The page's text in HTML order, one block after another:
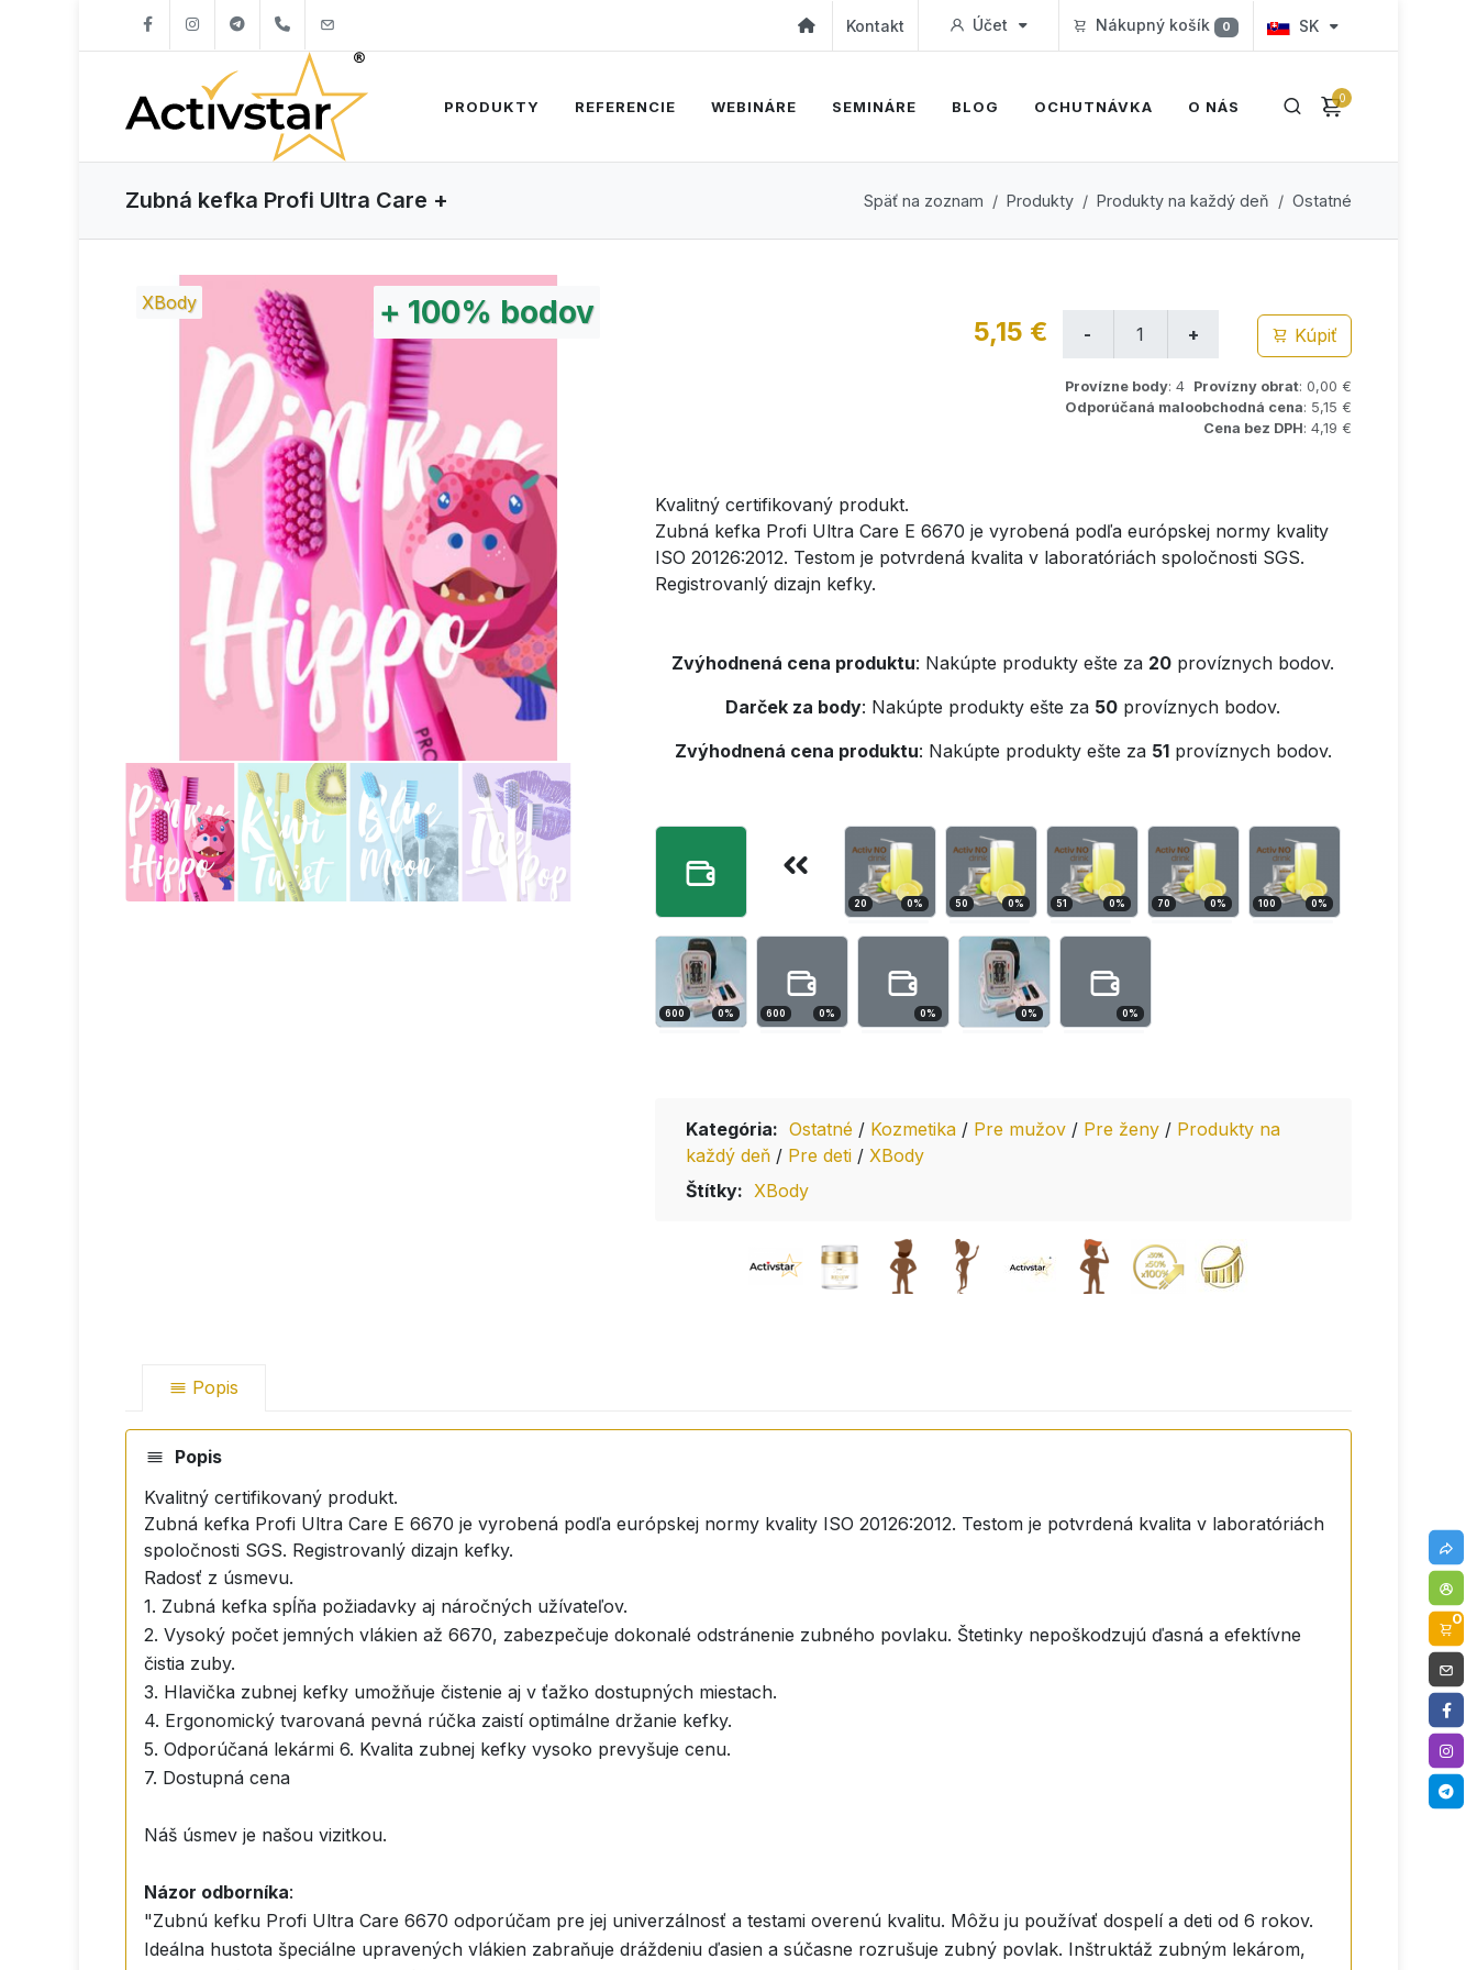
+421904262747 Kontakt Účet Nákupný košík 0 SK
0
PRODUKTY REFERENCIE WEBINÁRE SEMINÁRE BLOG OCHUTNÁVKA O NÁS
Zubná kefka Profi Ultra Care + Späť na zoznam Produkty Produkty na každý deň Ostatné
XBody + 100% bodov
5,15 € Kúpiť
Provízne body: 4 Provízny obrat: 0,00 €
Odporúčaná maloobchodná cena: 5,15 €
Cena bez DPH: 4,19 €
Kvalitný certifikovaný produkt.
Zubná kefka Profi Ultra Care E 6670 je vyrobená podľa európskej normy kvality
ISO 20126:2012. Testom je potvrdená kvalita v laboratóriách spoločnosti SGS.
Registrovanlý dizajn kefky.
Zvýhodnená cena produktu: Nakúpte produkty ešte za 20 províznych bodov.
Darček za body: Nakúpte produkty ešte za 50 províznych bodov.
Zvýhodnená cena produktu: Nakúpte produkty ešte za 51províznych bodov.
20 0% 50 0% 51 0% 70 0% 100 0%
600 0% 600 0% 0% 0% 0%
Kategória: Ostatné / Kozmetika / Pre mužov / Pre ženy / Produkty na
každý deň / Pre deti / XBody
Štítky: XBody
Popis
Popis
Kvalitný certifikovaný produkt.
Zubná kefka Profi Ultra Care E 6670 je vyrobená podľa európskej normy kvality ISO 20126:2012. Testom je potvrdená kvalita v laboratóriách
spoločnosti SGS. Registrovanlý dizajn kefky.
Radosť z úsmevu.
1. Zubná kefka spĺňa požiadavky aj náročných užívateľov.
2. Vysoký počet jemných vlákien až 6670, zabezpečuje dokonalé odstránenie zubného povlaku. Štetinky nepoškodzujú ďasná a efektívne
čistia zuby.
3. Hlavička zubnej kefky umožňuje čistenie aj v ťažko dostupných miestach.
4. Ergonomický tvarovaná pevná rúčka zaistí optimálne držanie kefky.
5. Odporúčaná lekármi 6. Kvalita zubnej kefky vysoko prevyšuje cenu.
7. Dostupná cena
Náš úsmev je našou vizitkou.
Názor odborníka:
"Zubnú kefku Profi Ultra Care 6670 odporúčam pre jej univerzálnosť a testami overenú kvalitu. Môžu ju používať dospelí a deti od 6 rokov.
Ideálna hustota špeciálne upravených vlákien zabraňuje dráždeniu ďasien a súčasne rozrušuje zubný povlak. Inštruktáž zubným lekárom,
0